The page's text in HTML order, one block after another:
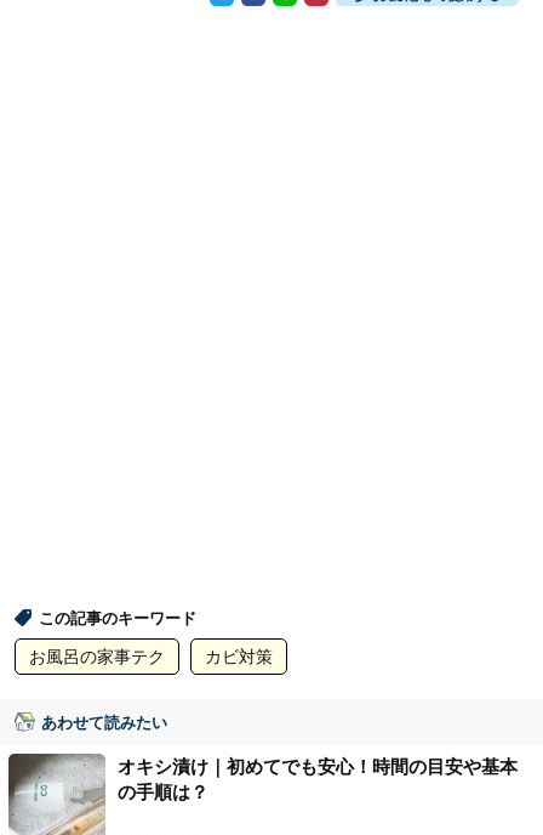
この記事のキーワード
お風呂の家事テク カビ対策
あわせて読みたい
オキシ漬け｜初めてでも安心！時間の目安や基本
の手順は？